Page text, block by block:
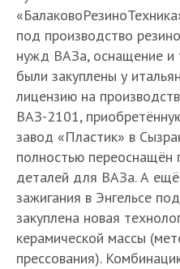
под производство
нужд ВАЗа, оснащение и
были закуплены у
лицензию на
ВАЗ-2101,
завод «Пластик» в
полностью переоснащён
деталей для ВАЗа. А
зажигания в Энгельсе
закуплена новая
керамической массы
прессования).